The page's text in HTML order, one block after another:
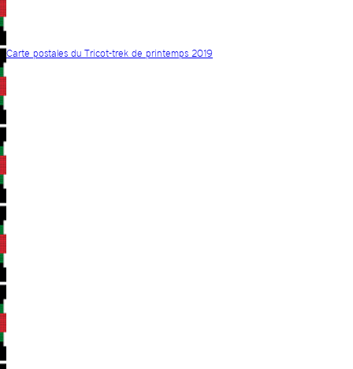
Carte postales du Tricot-trek de printemps 2019